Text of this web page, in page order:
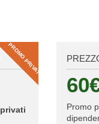
PROMO PRIVATI
privati Promo